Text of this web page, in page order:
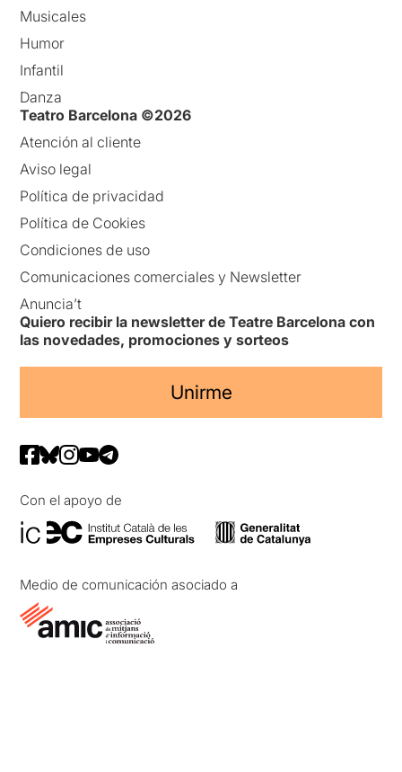
Musicales
Humor
Infantil
Danza
Teatro Barcelona ©2026
Atención al cliente
Aviso legal
Política de privacidad
Política de Cookies
Condiciones de uso
Comunicaciones comerciales y Newsletter
Anuncia’t
Quiero recibir la newsletter de Teatre Barcelona con
las novedades, promociones y sorteos
Unirme
Con el apoyo de
Medio de comunicación asociado a